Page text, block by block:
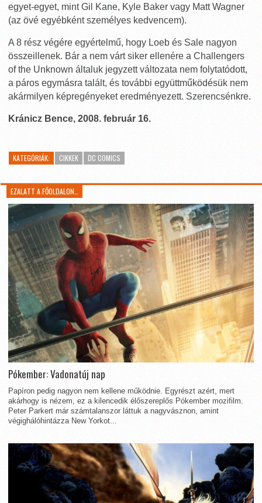
egyet-egyet, mint Gil Kane, Kyle Baker vagy Matt Wagner
(az övé egyébként személyes kedvencem).
A 8 rész végére egyértelmű, hogy Loeb és Sale nagyon
összeillenek. Bár a nem várt siker ellenére a Challengers
of the Unknown általuk jegyzett változata nem folytatódott,
a páros egymásra talált, és további együttműködésük nem
akármilyen képregényeket eredményezett. Szerencsénkre.
Kránicz Bence, 2008. február 16.
KATEGÓRIÁK: CIKKEK DC COMICS
EZALATT A FŐOLDALON…
Pókember: Vadonatúj nap
Papíron pedig nagyon nem kellene működnie. Egyrészt azért, mert
akárhogy is nézem, ez a kilencedik élőszereplős Pókember mozifilm.
Peter Parkert már számtalanszor láttuk a nagyvásznon, amint
végighálóhintázza New Yorkot...